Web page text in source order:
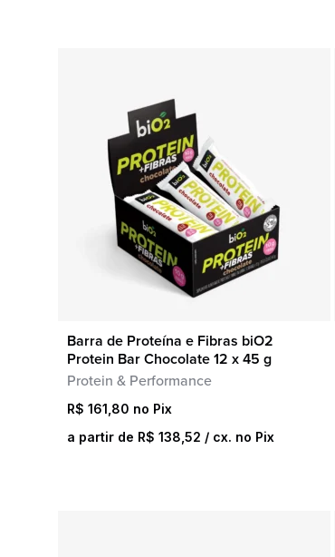
COMPRA RÁPIDA
Barra de Proteína e Fibras biO2
Protein Bar Chocolate 12 x 45 g
Protein & Performance
R$ 161,80
a partir de R$ 138,52 / cx. no Pix